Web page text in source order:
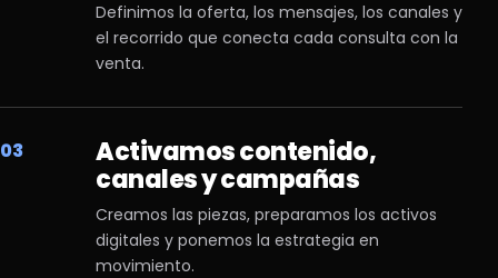
Definimos la oferta, los mensajes, los canales y
el recorrido que conecta cada consulta con la
venta.
03
Activamos contenido,
canales y campañas
Creamos las piezas, preparamos los activos
digitales y ponemos la estrategia en
movimiento.